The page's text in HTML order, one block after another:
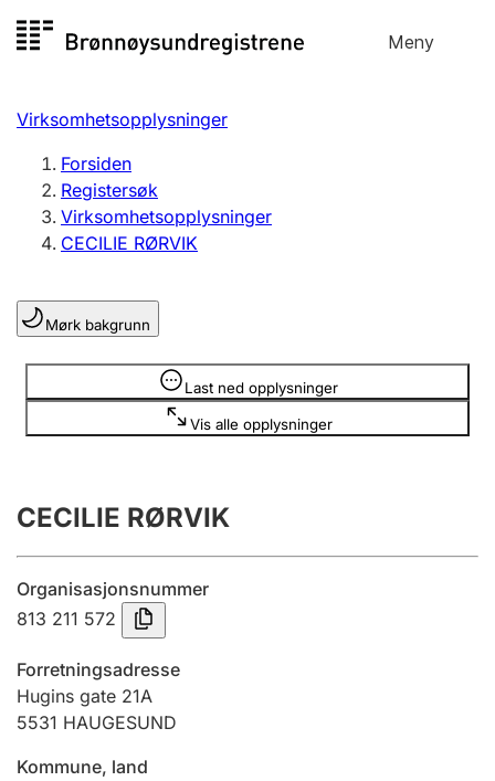
til
Meny
Registersøk
Aksjeselskap
Enkeltpersonforetak
Registrere, endre, slette
Lag og forening
Registrere, endre, slette
Årsregnskap
Innsending og forsinkelsesgebyr
Tinglysing
Jeger
Virksomhetsopplysninger
Forsiden
Registersøk
Virksomhetsopplysninger
CECILIE RØRVIK
Mørk bakgrunn
Last ned opplysninger
Vis alle opplysninger
Opplysninger er skjult
CECILIE RØRVIK
Organisasjonsnummer
813 211 572
Forretningsadresse
Hugins gate 21A
5531 HAUGESUND
Kommune, land